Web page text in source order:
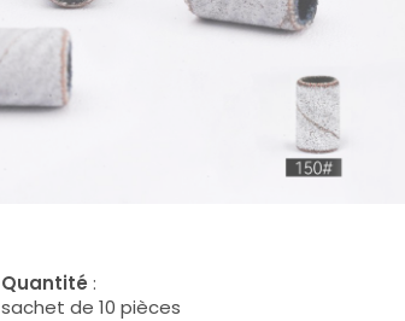
Quantité :
sachet de 10 pièces